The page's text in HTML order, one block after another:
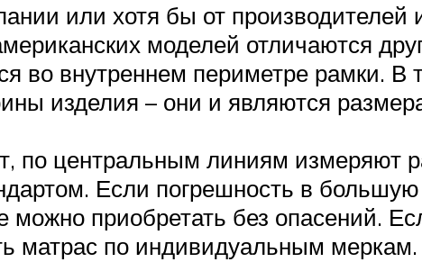
или хотя бы от производителей
моделей отличаются
во внутреннем периметре рамки. В
изделия – они и являются
по центральным линиям измеряют
Если погрешность в
приобретать без опасений.
матрас по индивидуальным